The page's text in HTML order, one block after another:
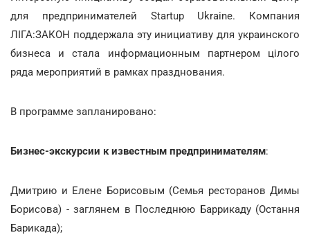
для предпринимателей Startup Ukraine. Компания
ЛІГА:ЗАКОН поддержала эту инициативу для украинского
бизнеса и стала информационным партнером цілого
ряда мероприятий в рамках празднования.
В программе запланировано:
Бизнес-экскурсии к известным предпринимателям:
Дмитрию и Елене Борисовым (Семья ресторанов Димы
Борисова) - заглянем в Последнюю Баррикаду (Остання
Барикада);